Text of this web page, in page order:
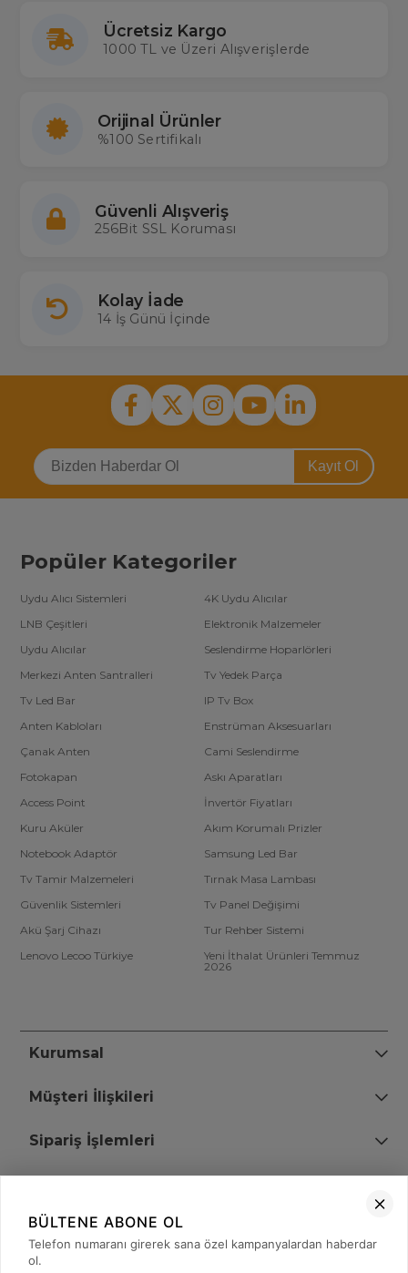
Uzun ömürlü malzeme kalitesi
Hızlı teslimat ve uygun fiyat
Ücretsiz Kargo
1000 TL ve Üzeri Alışverişlerde
Orijinal Ürünler
%100 Sertifikalı
Güvenli Alışveriş
256Bit SSL Koruması
Kolay İade
14 İş Günü İçinde
Kayıt Ol
Popüler Kategoriler
Uydu Alıcı Sistemleri
4K Uydu Alıcılar
LNB Çeşitleri
Elektronik Malzemeler
Uydu Alıcılar
Seslendirme Hoparlörleri
Merkezi Anten Santralleri
Tv Yedek Parça
Tv Led Bar
IP Tv Box
Anten Kabloları
Enstrüman Aksesuarları
Çanak Anten
Cami Seslendirme
Fotokapan
Askı Aparatları
Access Point
İnvertör Fiyatları
Kuru Aküler
Akım Korumalı Prizler
Notebook Adaptör
Samsung Led Bar
Tv Tamir Malzemeleri
Tırnak Masa Lambası
Güvenlik Sistemleri
Tv Panel Değişimi
Akü Şarj Cihazı
Tur Rehber Sistemi
Lenovo Lecoo Türkiye
Yeni İthalat Ürünleri Temmuz
2026
Kurumsal
Müşteri İlişkileri
Sipariş İşlemleri
+90 (850) 473 08 08
BÜLTENE ABONE OL
Telefon numaranı girerek sana özel kampanyalardan haberdar
ol.